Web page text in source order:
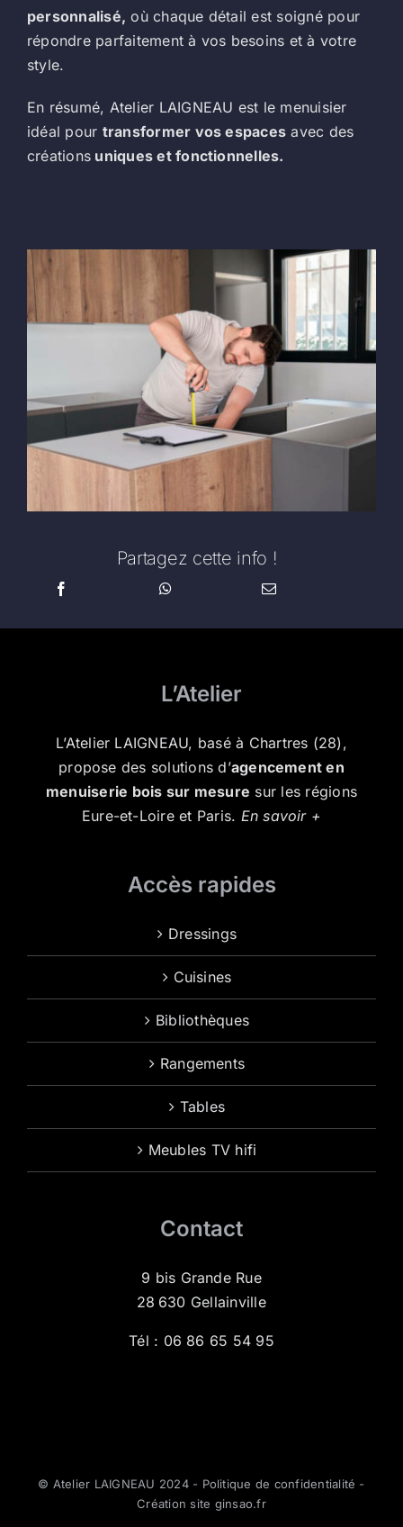
personnalisé, où chaque détail est soigné pour
répondre parfaitement à vos besoins et à votre
style.
En résumé, Atelier LAIGNEAU est le menuisier
idéal pour transformer vos espaces avec des
créations uniques et fonctionnelles.
Partagez cette info !
L’Atelier
L’Atelier LAIGNEAU, basé à Chartres (28),
propose des solutions d’agencement en
menuiserie bois sur mesure sur les régions
Eure-et-Loire et Paris. En savoir +
Accès rapides
Dressings
Cuisines
Bibliothèques
Rangements
Tables
Meubles TV hifi
Contact
9 bis Grande Rue
28 630 Gellainville
Tél : 06 86 65 54 95
© Atelier LAIGNEAU 2024 - Politique de confidentialité -
Création site ginsao.fr